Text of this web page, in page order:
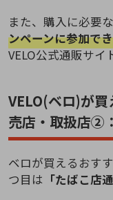
また、購入に必要
ンペーンに参加で
VELO公式通販サイ
VELO(ベロ)が
売店・取扱店②
ベロが買えるおす
つ目は 「たばこ店